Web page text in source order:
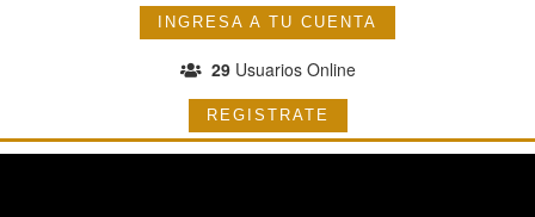
INGRESA A TU CUENTA
29Usuarios Online
REGISTRATE